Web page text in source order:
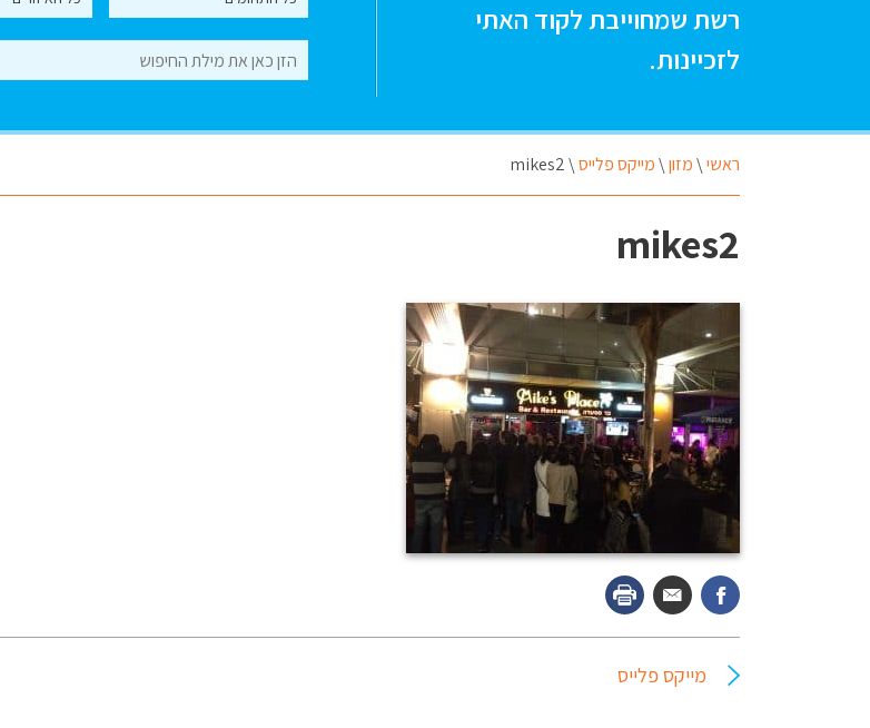
רשת שמחוייבת לקוד האתי
לזכיינות.
ראשי\מזון\מייקס פלייס\
mikes2
mikes2
מייקס פלייס